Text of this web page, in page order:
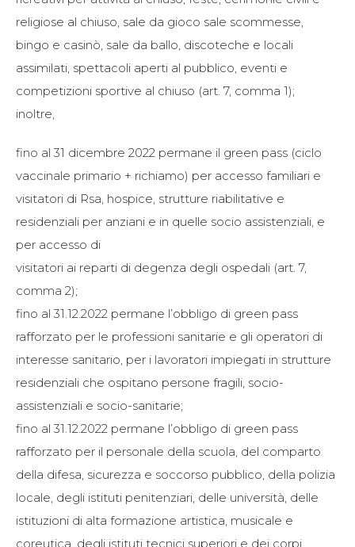
religiose al chiuso, sale da gioco sale scommesse,
bingo e casinò, sale da ballo, discoteche e locali
assimilati, spettacoli aperti al pubblico, eventi e
competizioni sportive al chiuso (art. 7, comma 1);
inoltre,
fino al 31 dicembre 2022 permane il green pass (ciclo
vaccinale primario + richiamo) per accesso familiari e
visitatori di Rsa, hospice, strutture riabilitative e
residenziali per anziani e in quelle socio assistenziali, e
per accesso di
visitatori ai reparti di degenza degli ospedali (art. 7,
comma 2);
fino al 31.12.2022 permane l’obbligo di green pass
rafforzato per le professioni sanitarie e gli operatori di
interesse sanitario, per i lavoratori impiegati in strutture
residenziali che ospitano persone fragili, socio-
assistenziali e socio-sanitarie;
fino al 31.12.2022 permane l’obbligo di green pass
rafforzato per il personale della scuola, del comparto
della difesa, sicurezza e soccorso pubblico, della polizia
locale, degli istituti penitenziari, delle università, delle
istituzioni di alta formazione artistica, musicale e
coreutica, degli istituti tecnici superiori e dei corpi